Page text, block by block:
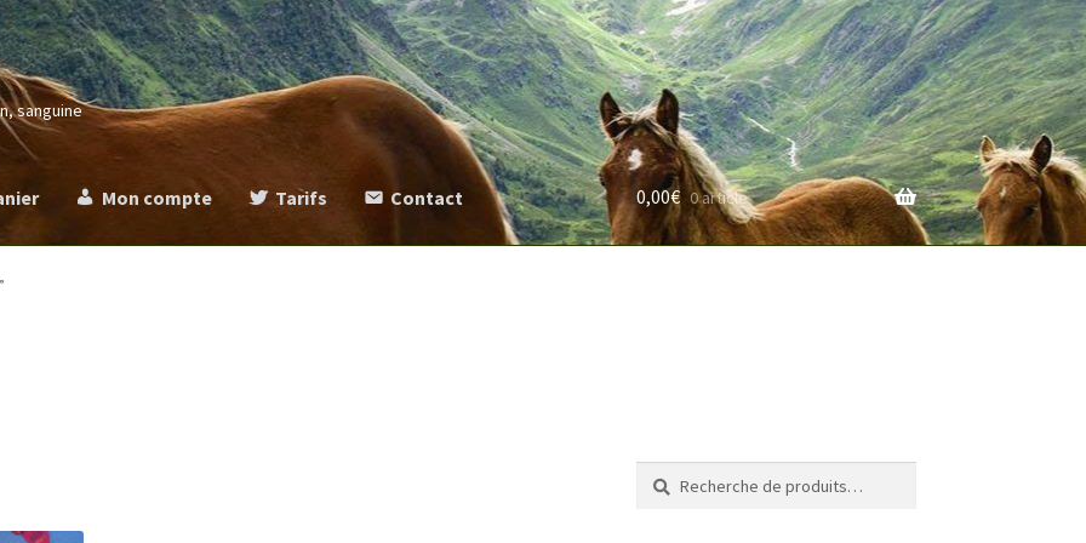
sanguine
Mon compte Tarifs Contact 0,00€ 0 article
Recherche
pour :
Recherche